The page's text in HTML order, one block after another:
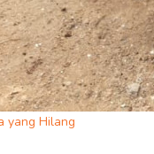
yang Hilang